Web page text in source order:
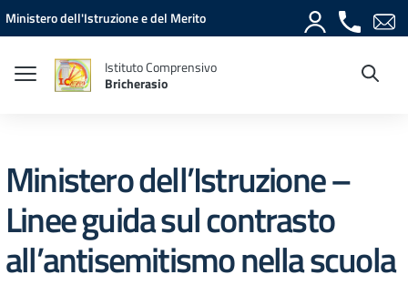
Vai ai contenuti
Vai al menu di navigazione
Vai al footer
Ministero dell'Istruzione e del Merito
Istituto Comprensivo
Bricherasio
Ministero dell’Istruzione –
Linee guida sul contrasto
all’antisemitismo nella scuola